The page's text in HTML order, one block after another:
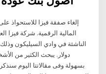
المالية الرقمية. شركة فيزا
دولار. يبحث الكثير من
بسهولة وفى مقالاتتا اليوم